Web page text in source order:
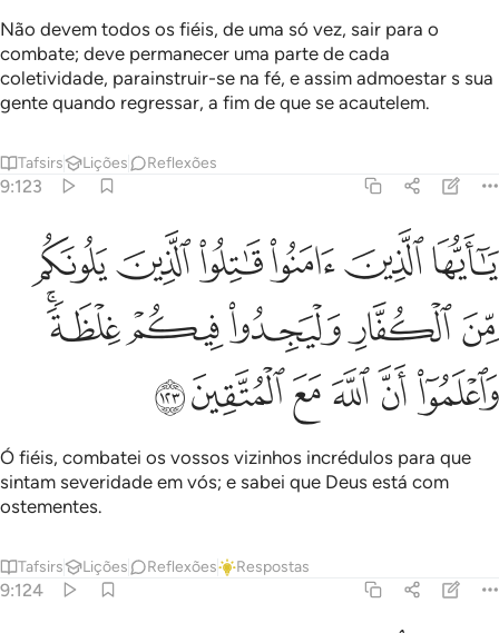
Não devem todos os fiéis, de uma só vez, sair para o
combate; deve permanecer uma parte de cada
coletividade, parainstruir-se na fé, e assim admoestar s sua
gente quando regressar, a fim de que se acautelem.
Tafsirs Lições Reflexões
9:123
يا ايها الذين امنوا قاتلوا الذين يلونكم من الكفار وليجدوا فيكم غلظة
يَـٰٓأَيُّهَا ٱلَّذِينَ ءَامَنُوا۟ قَـٰتِلُوا۟ ٱلَّذِينَ يَلُونَكُم مِّنَ
ﱁﱂﱃﱄﱅﱆ
ﱇﱈﱉﱊﱋﱌ
ﱍﱎﱏﱐﱑﱒ
Ó fiéis, combatei os vossos vizinhos incrédulos para que
sintam severidade em vós; e sabei que Deus está com
ostementes.
Tafsirs Lições Reflexões Respostas
9:124